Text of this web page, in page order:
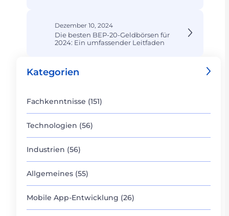
Dezember 10, 2024
Die besten BEP-20-Geldbörsen für
2024: Ein umfassender Leitfaden
Kategorien
Fachkenntnisse (151)
Technologien (56)
Industrien (56)
Allgemeines (55)
Mobile App-Entwicklung (26)